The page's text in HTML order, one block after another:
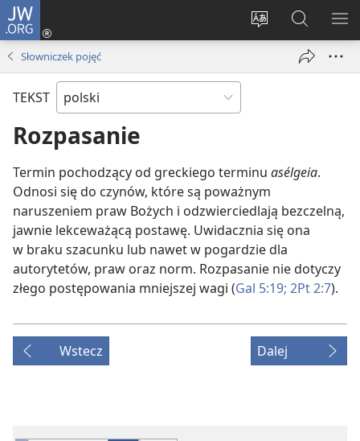
JW.ORG
Wybór
Logowanie
(opens
Szukaj
na
JW.ORG
Słowniczek pojęć
TEKST
Rozpasanie
Termin pochodzący od greckiego terminu asélgeia.
Odnosi się do czynów, które są poważnym
naruszeniem praw Bożych i odzwierciedlają bezczelną,
jawnie lekceważącą postawę. Uwidacznia się ona
w braku szacunku lub nawet w pogardzie dla
autorytetów, praw oraz norm. Rozpasanie nie dotyczy
złego postępowania mniejszej wagi (Gal 5:19; 2Pt 2:7).
Wstecz Dalej